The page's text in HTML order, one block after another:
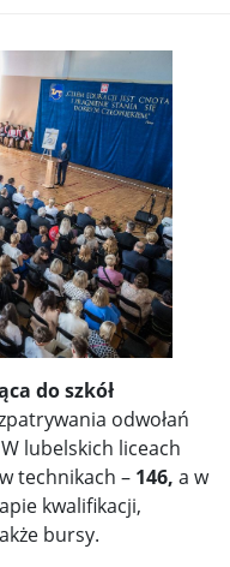
do szkół
odwołań
lubelskich liceach
technikach – 146, a w
kwalifikacji,
bursy.